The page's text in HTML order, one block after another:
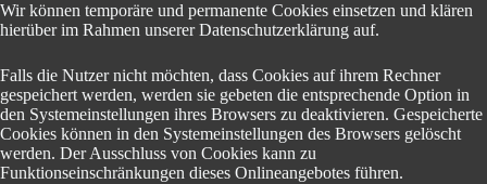
Wir können temporäre und permanente Cookies einsetzen und klären
hierüber im Rahmen unserer Datenschutzerklärung auf.
Falls die Nutzer nicht möchten, dass Cookies auf ihrem Rechner
gespeichert werden, werden sie gebeten die entsprechende Option in
den Systemeinstellungen ihres Browsers zu deaktivieren. Gespeicherte
Cookies können in den Systemeinstellungen des Browsers gelöscht
werden. Der Ausschluss von Cookies kann zu
Funktionseinschränkungen dieses Onlineangebotes führen.